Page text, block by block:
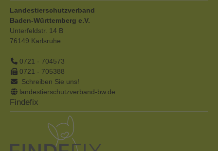
Landestierschutzverband
Baden-Württemberg e.V.
Unterfeldstr. 14 B
76149 Karlsruhe
0721 - 704573
0721 - 705388
Schreiben Sie uns!
landestierschutzverband-bw.de
Findefix